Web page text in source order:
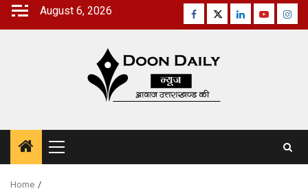
Skip
August 6, 2026 Facebook
TwitterLinkedinYoutube
Primary
Menu
Home